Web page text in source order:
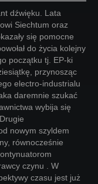
dźwięku. Lata
Siechtum oraz
się pomocne
do życia kolejny
początku tj. EP-ki
przynosząc
electro-industrialu
daremnie szukać
wybija się
nowym szyldem
równocześnie
czynu . W
czasu jest już